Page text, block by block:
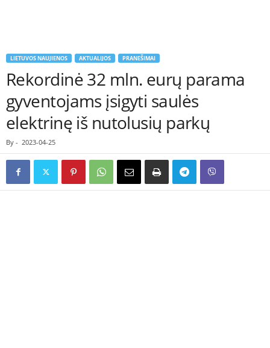
LIETUVOS NAUJIENOS AKTUALIJOS PRANEŠIMAI
Rekordinė 32 mln. eurų parama
gyventojams įsigyti saulės
elektrinę iš nutolusių parkų
By - 2023-04-25